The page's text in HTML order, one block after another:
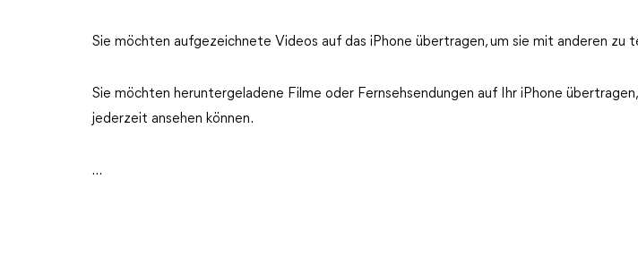
Sie möchten aufgezeichnete Videos auf das iPhone übertragen, um sie mit anderen zu
Sie möchten heruntergeladene Filme oder Fernsehsendungen auf Ihr iPhone
jederzeit ansehen können.
...